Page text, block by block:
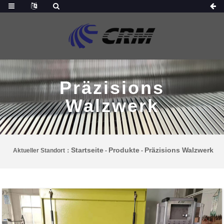
Präzisions
Walzwerk
Aktueller Standort： Startseite - Produkte - Präzisions Walzwerk